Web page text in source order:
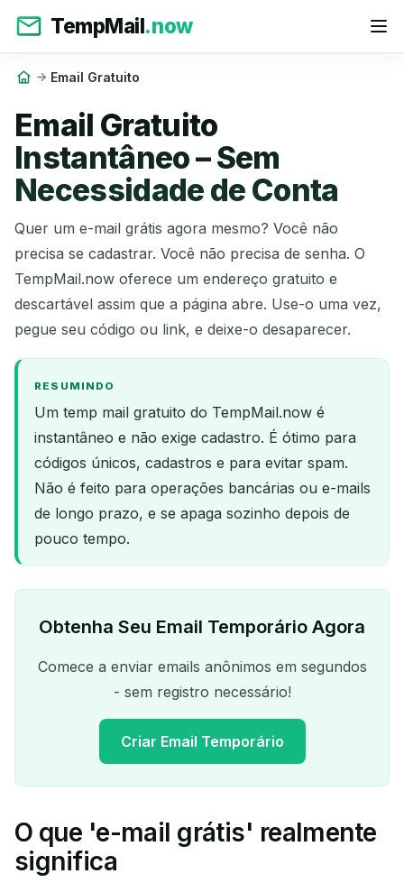
TempMail.now
Email Gratuito
Email Gratuito
Instantâneo – Sem
Necessidade de Conta
Quer um e-mail grátis agora mesmo? Você não
precisa se cadastrar. Você não precisa de senha. O
TempMail.now oferece um endereço gratuito e
descartável assim que a página abre. Use-o uma vez,
pegue seu código ou link, e deixe-o desaparecer.
RESUMINDO
Um temp mail gratuito do TempMail.now é
instantâneo e não exige cadastro. É ótimo para
códigos únicos, cadastros e para evitar spam.
Não é feito para operações bancárias ou e-mails
de longo prazo, e se apaga sozinho depois de
pouco tempo.
Obtenha Seu Email Temporário Agora
Comece a enviar emails anônimos em segundos
- sem registro necessário!
Criar Email Temporário
Seu endereço de e-mail
O que 'e-mail grátis' realmente
significa